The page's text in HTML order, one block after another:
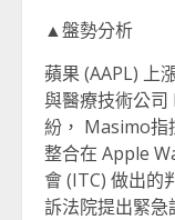
▲盤勢分析
蘋果 (AAPL) 上
與醫療技術公
紛， Masimo指
整合在 Apple
會 (ITC) 做出的
訴法院提出緊急